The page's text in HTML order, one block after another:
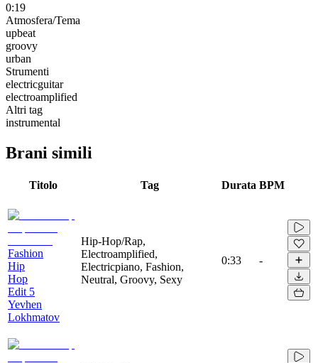
0:19
Atmosfera/Tema
upbeat
groovy
urban
Strumenti
electricguitar
electroamplified
Altri tag
instrumental
Brani simili
Titolo Tag Durata BPM
Fashion
Hip
Hop
Edit 5
Yevhen
Lokhmatov
Hip-Hop/Rap,
Electroamplified,
Electricpiano, Fashion,
Neutral, Groovy, Sexy
0:33 -